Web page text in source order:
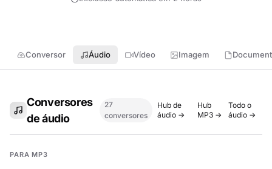
Conversor Áudio Vídeo Imagem
Conversores
de áudio
27
conversores
Hub de
áudio →
Hub
MP3 →
Todo o
áudio →
PARA MP3